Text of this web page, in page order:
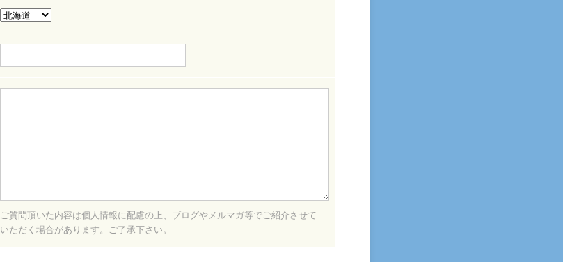
ご質問頂いた内容は個人情報に配慮の上、ブログやメルマガ等でご紹介させて
いただく場合があります。ご了承下さい。